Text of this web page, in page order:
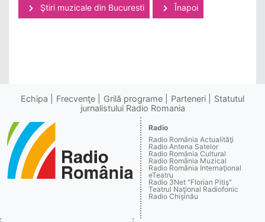
Ştiri muzicale din Bucuresti Înapoi
Echipa Frecvenţe Grilă programe Parteneri
Statutul
jurnalistului Radio Romania
Radio
Radio România Actualităţi
Radio Antena Satelor
Radio România Cultural
Radio România Muzical
Radio România Internaţional
eTeatru
Radio 3Net "Florian Pitiş"
Teatrul Naţional Radiofonic
Radio Chişinău